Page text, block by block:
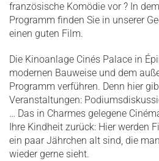
französische Komödie vor ? In
Programm finden Sie in unserer
einen guten Film.
Die Kinoanlage Cinés Palace in
modernen Bauweise und dem
Programm verführen. Denn hier
Veranstaltungen:
… Das in Charmes gelegene
Ihre Kindheit zurück: Hier werden
ein paar Jährchen alt sind, die
wieder gerne sieht.